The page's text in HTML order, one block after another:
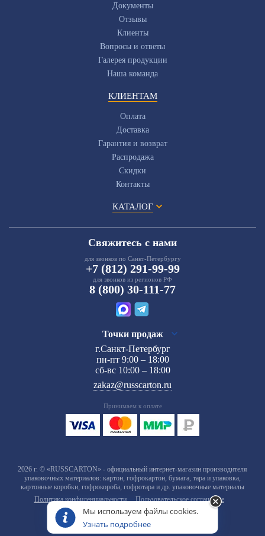
Документы
Отзывы
Клиенты
Вопросы и ответы
Галерея продукции
Наша команда
КЛИЕНТАМ
Оплата
Доставка
Гарантия и возврат
Распродажа
Скидки
Контакты
КАТАЛОГ
Свяжитесь с нами
для звонков по Санкт-Петербургу
+7 (812) 291-99-99
для звонков из регионов РФ
8 (800) 30-111-77
Точки продаж
г.Санкт-Петербург
пн-пт 9:00 – 18:00
сб-вс 10:00 – 18:00
zakaz@russcarton.ru
Принимаем к оплате
2026 г. © «RUSSCARTON» - официальный интернет-магазин производителя
упаковочных материалов: картон, гофрокартон, бумага, тара и упаковка,
картонные коробки, гофрокороба, гофротара и др. упаковочные материалы
Политика конфиденциальности
Пользовательское соглашение
Мы используем файлы cookies.
Узнать подробнее